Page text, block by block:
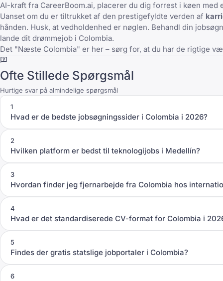
AI-kraft fra CareerBoom.ai, placerer du dig forrest i køen
Uanset om du er tiltrukket af den prestigefyldte verden af
hånden. Husk, at vedholdenhed er nøglen. Behandl din
lande dit drømmejob i Colombia.
Det "Næste Colombia" er her – sørg for, at du har de rigtige
Ofte Stillede Spørgsmål
Hurtige svar på almindelige spørgsmål
1
Hvad er de bedste jobsøgningssider i Colombia i 2026?
2
Hvilken platform er bedst til teknologijobs i Medellín?
3
Hvordan finder jeg fjernarbejde fra Colombia hos
4
Hvad er det standardiserede CV-format for Colombia i
5
Findes der gratis statslige jobportaler i Colombia?
6